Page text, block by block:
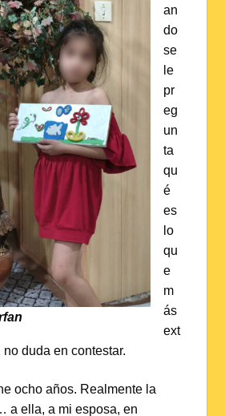
an
do
se
le
pr
eg
un
ta
qu
é
es
lo
qu
e
m
ás
ext
duda en contestar.
ocho años. Realmente la
a ella, a mi esposa, en